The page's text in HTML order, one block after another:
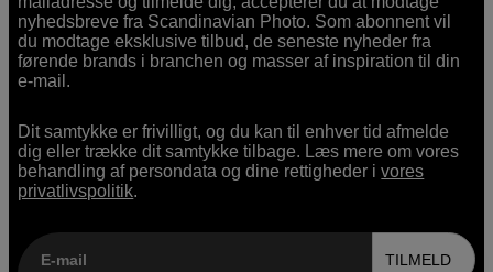
nyhedsbreve fra Scandinavian Photo. Som abonnent vil
du modtage eksklusive tilbud, de seneste nyheder fra
førende brands i branchen og masser af inspiration til din
e-mail.
Dit samtykke er frivilligt, og du kan til enhver tid afmelde
dig eller trække dit samtykke tilbage. Læs mere om vores
behandling af persondata og dine rettigheder ivores
privatlivspolitik.
E-mail TILMELD